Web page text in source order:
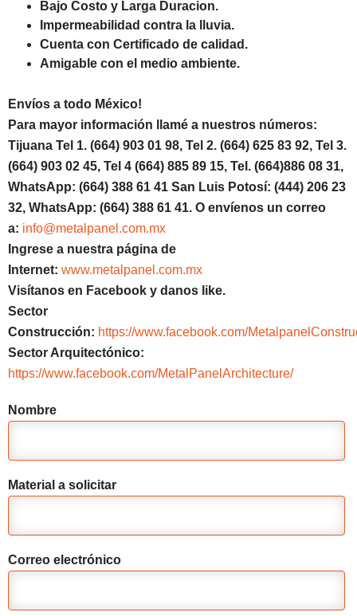
Bajo Costo y Larga Duracion.
Impermeabilidad contra la lluvia.
Cuenta con Certificado de calidad.
Amigable con el medio ambiente.
Envíos a todo México!
Para mayor información llamé a nuestros números:
Tijuana Tel 1. (664) 903 01 98, Tel 2. (664) 625 83 92, Tel 3.
(664) 903 02 45, Tel 4 (664) 885 89 15, Tel. (664)886 08 31,
WhatsApp: (664) 388 61 41 San Luis Potosí: (444) 206 23
32, WhatsApp: (664) 388 61 41. O envíenos un correo
a: info@metalpanel.com.mx
Ingrese a nuestra página de
Internet: www.metalpanel.com.mx
Visítanos en Facebook y danos like.
Sector
Construcción: https://www.facebook.com/
Sector Arquitectónico:
https://www.facebook.com/MetalPanelArchitecture/
Nombre
Material a solicitar
Correo electrónico